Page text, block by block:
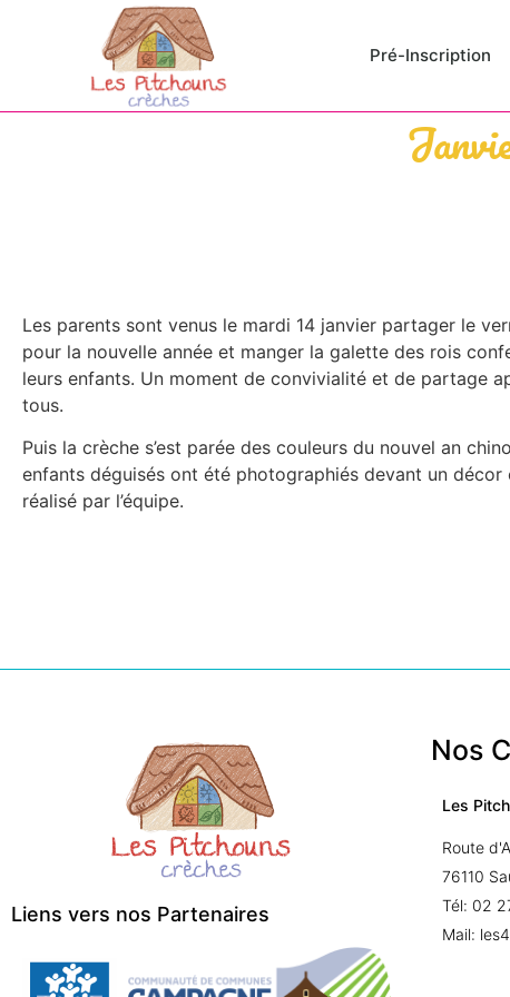
Pré-Inscription
Les parents sont venus le mardi 14 janvier partager le
pour la nouvelle année et manger la galette des rois
leurs enfants. Un moment de convivialité et de partage
tous.
Puis la crèche s’est parée des couleurs du nouvel an
enfants déguisés ont été photographiés devant un décor
réalisé par l’équipe.
Liens vers nos Partenaires
Nos
Les
Route
76110
Tél: 02
Mail: